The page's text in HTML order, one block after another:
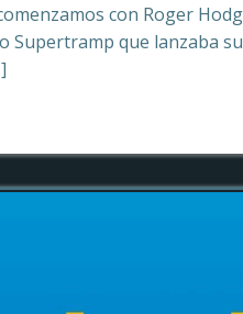
con Roger
que lanzaba